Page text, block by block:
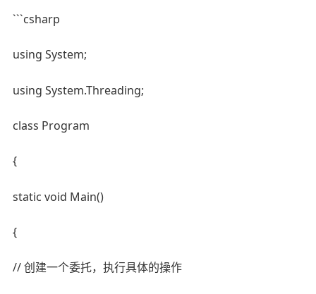
```csharp
using System;
using System.Threading;
class Program
{
static void Main()
{
// 创建一个委托，执行具体的操作